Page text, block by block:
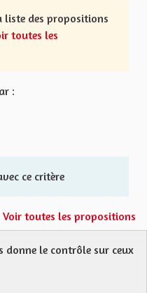
liste des propositions
toutes les
:
ce critère
Voir toutes les propositions
donne le contrôle sur ceux